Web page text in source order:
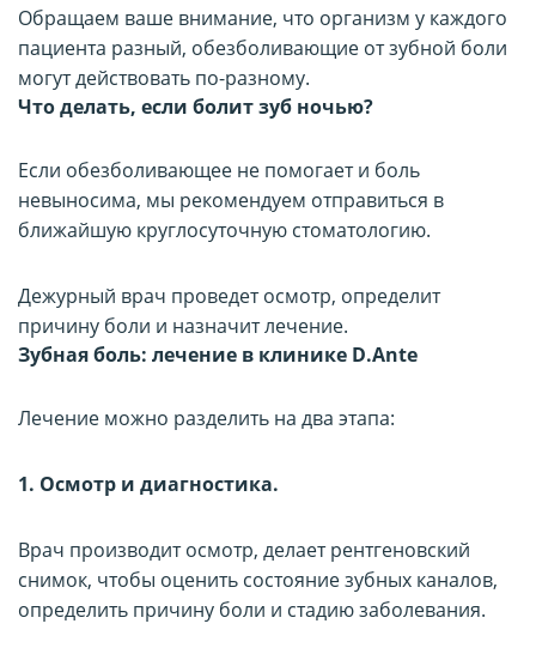
Обращаем ваше внимание, что организм у каждого
пациента разный, обезболивающие от зубной боли
могут действовать по-разному.
Что делать, если болит зуб ночью?
Если обезболивающее не помогает и боль
невыносима, мы рекомендуем отправиться в
ближайшую круглосуточную стоматологию.
Дежурный врач проведет осмотр, определит
причину боли и назначит лечение.
Зубная боль: лечение в клинике D.Ante
Лечение можно разделить на два этапа:
1. Осмотр и диагностика.
Врач производит осмотр, делает рентгеновский
снимок, чтобы оценить состояние зубных каналов,
определить причину боли и стадию заболевания.